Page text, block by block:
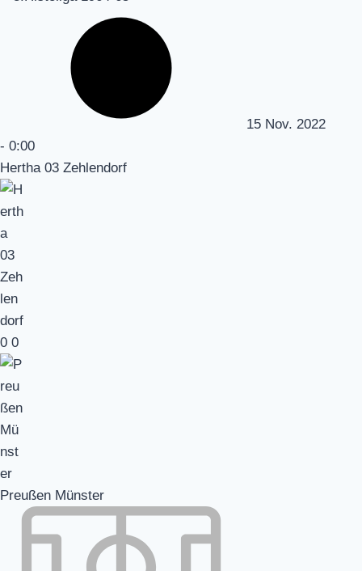
15 Nov. 2022
- 0:00
Hertha 03 Zehlendorf
0 0
Preußen Münster